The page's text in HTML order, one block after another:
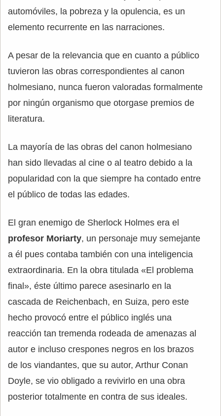
automóviles, la pobreza y la opulencia, es un
elemento recurrente en las narraciones.
A pesar de la relevancia que en cuanto a público
tuvieron las obras correspondientes al canon
holmesiano, nunca fueron valoradas formalmente
por ningún organismo que otorgase premios de
literatura.
La mayoría de las obras del canon holmesiano
han sido llevadas al cine o al teatro debido a la
popularidad con la que siempre ha contado entre
el público de todas las edades.
El gran enemigo de Sherlock Holmes era el
profesor Moriarty, un personaje muy semejante
a él pues contaba también con una inteligencia
extraordinaria. En la obra titulada «El problema
final», éste último parece asesinarlo en la
cascada de Reichenbach, en Suiza, pero este
hecho provocó entre el público inglés una
reacción tan tremenda rodeada de amenazas al
autor e incluso crespones negros en los brazos
de los viandantes, que su autor, Arthur Conan
Doyle, se vio obligado a revivirlo en una obra
posterior totalmente en contra de sus ideales.